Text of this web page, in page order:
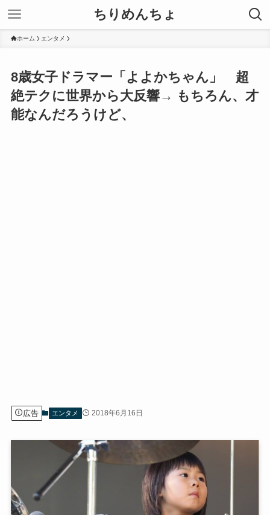
ちりめんちょ
ホーム エンタメ
8歳女子ドラマー「よよかちゃん」 超
絶テクに世界から大反響→ もちろん、才
能なんだろうけど、
広告 エンタメ 2018年6月16日